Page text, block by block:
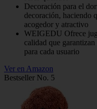
Decoración para el
decoración, haciendo
acogedor y atractivo
WEIGEDU Ofrece
calidad que
para cada usuario
Ver en Amazon
Bestseller No. 5